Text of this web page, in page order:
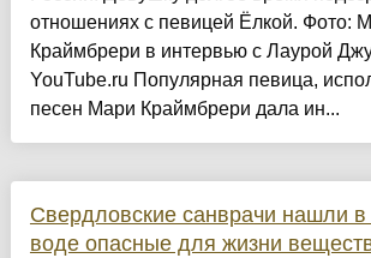
отношениях с певицей Ёлкой. Фото:
Краймбрери в интервью с Лаурой
YouTube.ru Популярная певица,
песен Мари Краймбрери дала ин...
Свердловские санврачи нашли в
воде опасные для жизни